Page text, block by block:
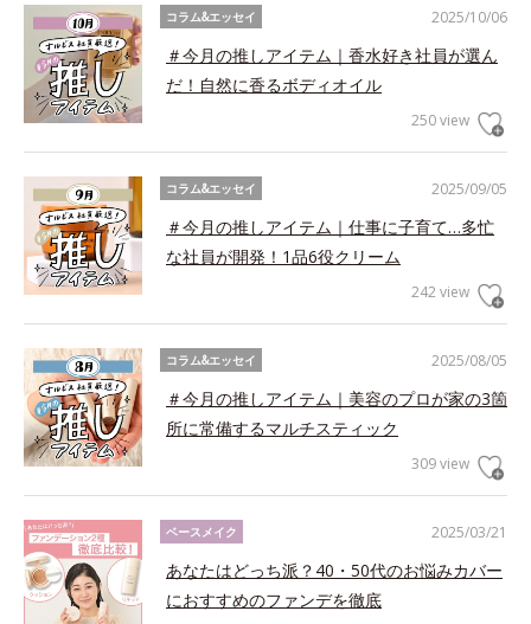
2025/10/06
コラム&エッセイ
＃今月の推しアイテム｜香水好き社員が選ん
だ！自然に香るボディオイル
250 view
2025/09/05
コラム&エッセイ
＃今月の推しアイテム｜仕事に子育て…多忙
な社員が開発！1品6役クリーム
242 view
2025/08/05
コラム&エッセイ
＃今月の推しアイテム｜美容のプロが家の3箇
所に常備するマルチスティック
309 view
2025/03/21
ベースメイク
あなたはどっち派？40・50代のお悩みカバー
におすすめのファンデを徹底